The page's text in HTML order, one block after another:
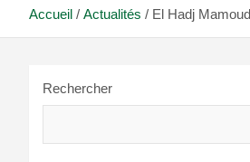
Accueil Actualités El Hadj
Rechercher